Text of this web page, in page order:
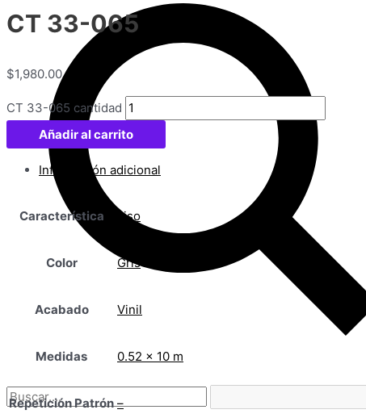
CT 33-065
$1,980.00
CT 33-065 cantidad
Añadir al carrito
Información adicional
Característica Liso
Color Gris
Acabado Vinil
Medidas 0.52 x 10 m
Repetición Patrón –